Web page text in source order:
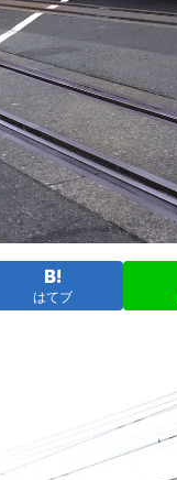
はてブ